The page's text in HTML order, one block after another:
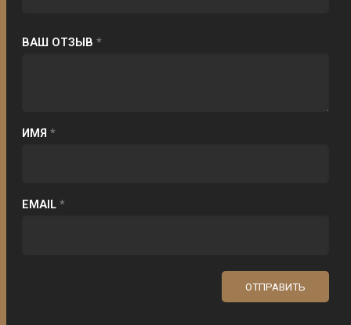
ВАШ ОТЗЫВ*
ИМЯ*
EMAIL*